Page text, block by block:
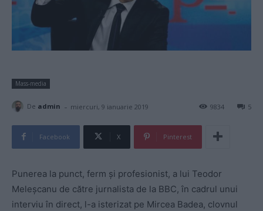
Mass-media
De admin - miercuri, 9 ianuarie 2019 5
9834
Facebook X Pinterest
Punerea la punct, ferm şi profesionist, a lui Teodor
Meleşcanu de către jurnalista de la BBC, în cadrul unui
interviu în direct, l-a isterizat pe Mircea Badea, clovnul